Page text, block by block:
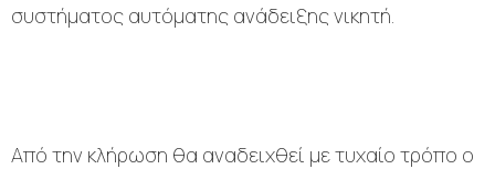
συστήματος αυτόματης ανάδειξης νικητή.
Από την κλήρωση θα αναδειχθεί με τυχαίο τρόπο ο